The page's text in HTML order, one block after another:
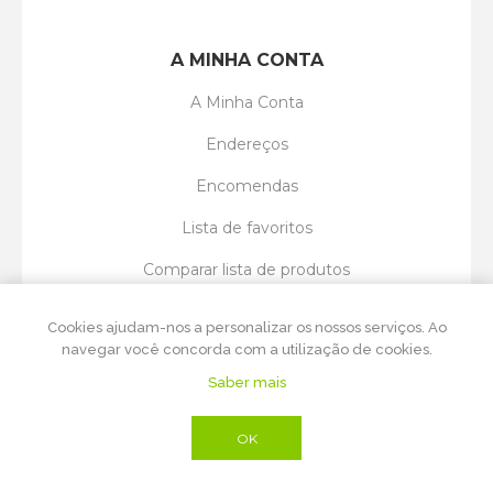
A MINHA CONTA
A Minha Conta
Endereços
Encomendas
Lista de favoritos
Comparar lista de produtos
Copyright © 2026 Vitória Régia Flores. Todos
Cookies ajudam-nos a personalizar os nossos serviços. Ao
navegar você concorda com a utilização de cookies.
Saber mais
OK